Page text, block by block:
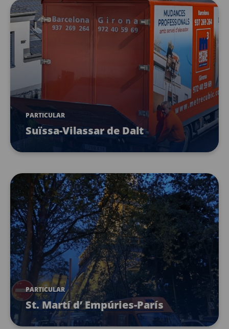
PARTICULAR
Suïssa-Vilassar de Dalt
PARTICULAR
St. Martí d’ Empúries-París